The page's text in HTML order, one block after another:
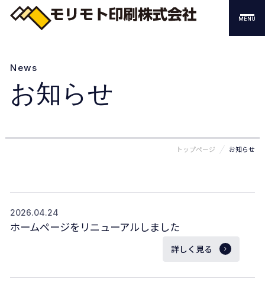
MENU
News
お知らせ
トップページ お知らせ
2026.04.24
ホームページをリニューアルしました
詳しく見る